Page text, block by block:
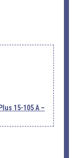
15-105 A –